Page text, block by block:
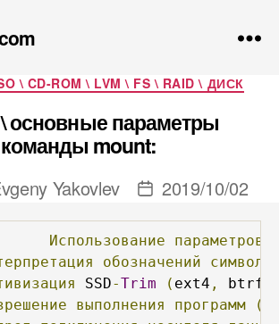
Рубрики
\ CD-ROM \ LVM \ FS \ RAID \ ДИСК
основные параметры
команды mount:
Yakovlev
Дата
записи
2019/10/02
Использование
параметров,
обозначений
SSD-Trim ( ext4 , btrfs
выполнения программ